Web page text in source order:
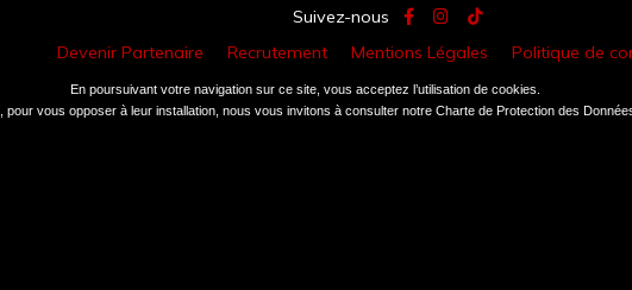
En poursuivant votre navigation sur ce site, vous acceptez l’utilisation de cookies.
pour vous opposer à leur installation, nous vous invitons à consulter notre Charte de Protection des
Suivez-nous
Devenir Partenaire
Recrutement Mentions Légales Politique de
Création site internet // Agence atsurf.net